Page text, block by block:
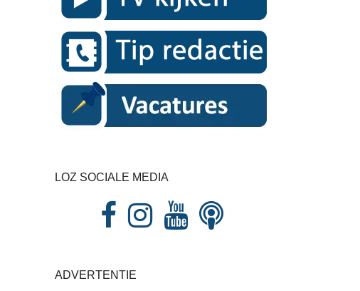
LOZ SOCIALE MEDIA
ADVERTENTIE